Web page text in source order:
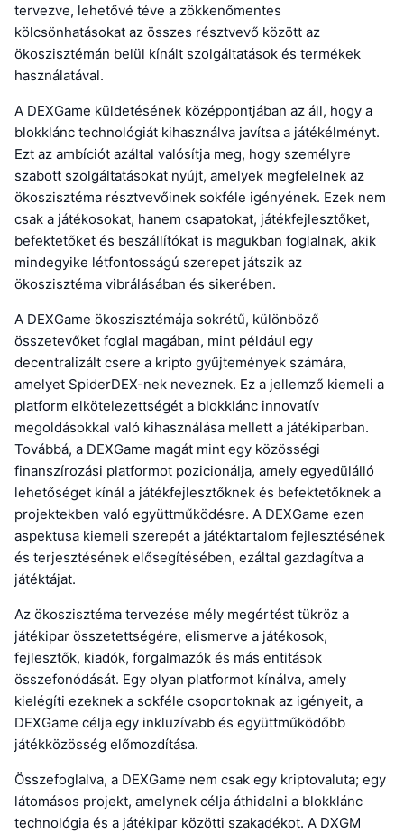
tervezve, lehetővé téve a zökkenőmentes
kölcsönhatásokat az összes résztvevő között az
ökoszisztémán belül kínált szolgáltatások és termékek
használatával.
A DEXGame küldetésének középpontjában az áll, hogy a
blokklánc technológiát kihasználva javítsa a játékélményt.
Ezt az ambíciót azáltal valósítja meg, hogy személyre
szabott szolgáltatásokat nyújt, amelyek megfelelnek az
ökoszisztéma résztvevőinek sokféle igényének. Ezek nem
csak a játékosokat, hanem csapatokat, játékfejlesztőket,
befektetőket és beszállítókat is magukban foglalnak, akik
mindegyike létfontosságú szerepet játszik az
ökoszisztéma vibrálásában és sikerében.
A DEXGame ökoszisztémája sokrétű, különböző
összetevőket foglal magában, mint például egy
decentralizált csere a kripto gyűjtemények számára,
amelyet SpiderDEX-nek neveznek. Ez a jellemző kiemeli a
platform elkötelezettségét a blokklánc innovatív
megoldásokkal való kihasználása mellett a játékiparban.
Továbbá, a DEXGame magát mint egy közösségi
finanszírozási platformot pozicionálja, amely egyedülálló
lehetőséget kínál a játékfejlesztőknek és befektetőknek a
projektekben való együttműködésre. A DEXGame ezen
aspektusa kiemeli szerepét a játéktartalom fejlesztésének
és terjesztésének elősegítésében, ezáltal gazdagítva a
játéktájat.
Az ökoszisztéma tervezése mély megértést tükröz a
játékipar összetettségére, elismerve a játékosok,
fejlesztők, kiadók, forgalmazók és más entitások
összefonódását. Egy olyan platformot kínálva, amely
kielégíti ezeknek a sokféle csoportoknak az igényeit, a
DEXGame célja egy inkluzívabb és együttműködőbb
játékközösség előmozdítása.
Összefoglalva, a DEXGame nem csak egy kriptovaluta; egy
látomásos projekt, amelynek célja áthidalni a blokklánc
technológia és a játékipar közötti szakadékot. A DXGM